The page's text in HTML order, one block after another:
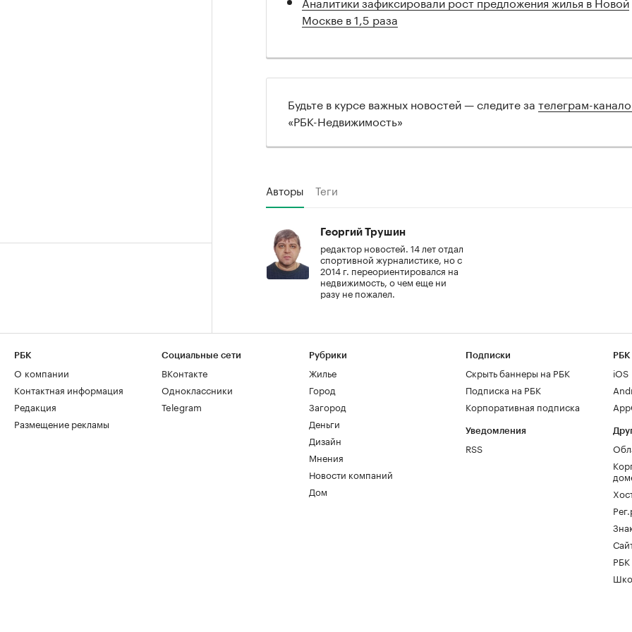
Москве в 1,5 раза
Будьте в курсе важных новостей — следите за телеграм-
«РБК-Недвижимость»
Авторы Теги
Георгий Трушин
редактор новостей. 14 лет отдал
спортивной журналистике, но с
2014 г. переориентировался на
недвижимость, о чем еще ни
разу не пожалел.
РБК
О компании
Контактная информация
Редакция
Размещение рекламы
Социальные сети
ВКонтакте
Одноклассники
Telegram
Рубрики
Жилье
Город
Загород
Деньги
Дизайн
Мнения
Новости компаний
Дом
Подписки
Скрыть баннеры на РБК
Подписка на РБК
Корпоративная подписка
Уведомления
RSS
РБК
iOS